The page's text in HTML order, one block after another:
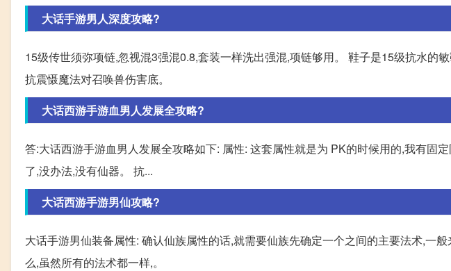
大话手游男人深度攻略?
15级传世须弥项链,忽视混3强混0.8,套装一样洗出强混,项链够用。 鞋子是15级抗水的
抗震慑魔法对召唤兽伤害底。
大话西游手游血男人发展全攻略?
答:大话西游手游血男人发展全攻略如下: 属性: 这套属性就是为 PK的时候用的,我有固
了,没办法,没有仙器。 抗...
大话西游手游男仙攻略?
大话手游男仙装备属性: 确认仙族属性的话,就需要仙族先确定一个之间的主要法术,一
么,虽然所有的法术都一样,。